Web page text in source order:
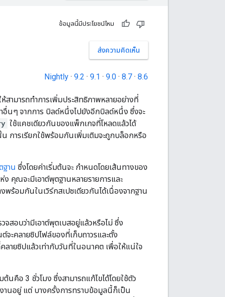
ข้อมูลนี้มีประโยชน์ไหม
ส่งความคิดเห็น
Nightly · 9.2 · 9.1 · 9.0 · 8.7 · 8.6
สามารถทำการเพิ่มประสิทธิภาพหลายอย่างที่
อื่นๆ จากการ บิลด์หนึ่งไปยังอีกบิลด์หนึ่ง ซึ่งจะ
ใช้แคชเดียวกันของแพ็กเกจที่โหลดแล้วได้
นั้น การเรียกใช้พร้อมกันเพิ่มเติมจะถูกบล็อกหรือ
ฐาน ซึ่งโดยค่าเริ่มต้นจะ กำหนดโดยเส้นทางของ
คุณจะมีเอาต์พุตฐานหลายรายการและ
พร้อมกันในเวิร์กสเปซเดียวกันได้เนื่องจากฐาน
จสอบว่ามีเอาต์พุตเบสอยู่แล้วหรือไม่ ซึ่ง
จะคลายซิปไฟล์ของที่เก็บถาวรและตั้ง
ลายซิปแล้วเท่ากับวันที่ในอนาคต เพื่อให้แน่ใจ
ต้นคือ 3 ชั่วโมง ซึ่งสามารถแก้ไขได้โดยใช้ตัว
านอยู่ แต่ บางครั้งการทราบข้อมูลนี้ก็เป็น